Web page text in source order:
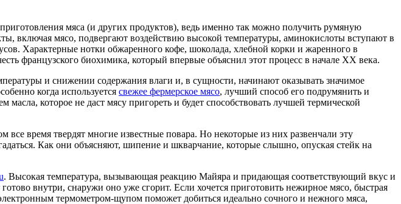
мяса (и других продуктов), ведь именно так можно получить румяную
включая мясо, подвергают воздействию высокой температуры, аминокислоты вступают в
Характерные нотки обжаренного кофе, шоколада, хлебной корки и жаренного в
французского биохимика, который впервые объяснил этот процесс в начале XX века.
и снижении содержания влаги и, в сущности, начинают оказывать значимое
когда используется свежее фермерское мясо, лучший способ его подрумянить и
которое не даст мясу пригореть и будет способствовать лучшей термической
все время твердят многие известные повара. Но некоторые из них развенчали эту
Как они объясняют, шипение и шкварчание, которые слышно, опуская стейк на
. Высокая температура, вызывающая реакцию Майяра и придающая соответствующий вкус и
внутри, снаружи оно уже сгорит. Если хочется приготовить нежирное мясо, быстрая
термометром-щупом поможет добиться идеально сочного и нежного мяса,